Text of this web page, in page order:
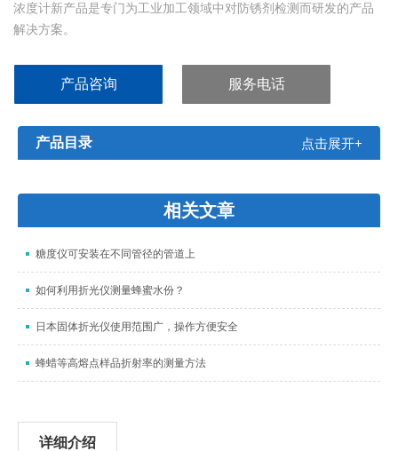
浓度计新产品是专门为工业加工领域中对防锈剂检测而研发的产品
解决方案。
产品咨询 服务电话
产品目录 点击展开+
相关文章
糖度仪可安装在不同管径的管道上
如何利用折光仪测量蜂蜜水份？
日本固体折光仪使用范围广，操作方便安全
蜂蜡等高熔点样品折射率的测量方法
详细介绍